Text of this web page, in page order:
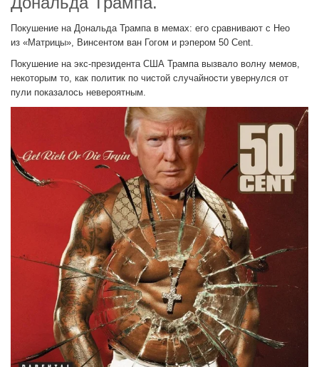
Покушение на Дональда Трампа в мемах: его сравнивают с Нео
из «Матрицы», Винсентом ван Гогом и рэпером 50 Cent.
Покушение на экс-президента США Трампа вызвало волну мемов,
некоторым то, как политик по чистой случайности увернулся от
пули показалось невероятным.